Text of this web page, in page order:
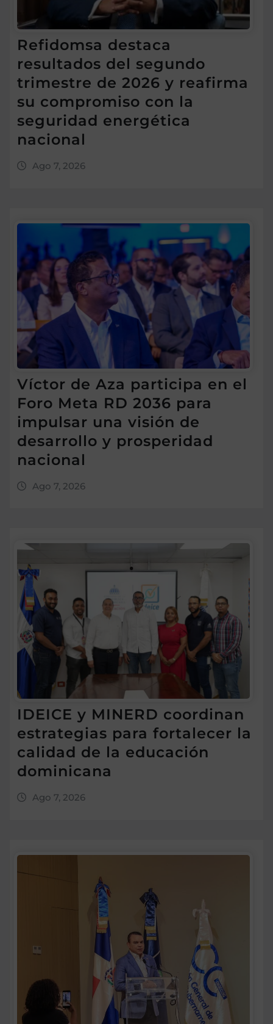
Refidomsa destaca
resultados del segundo
trimestre de 2026 y reafirma
su compromiso con la
seguridad energética
nacional
Ago 7, 2026
Víctor de Aza participa en el
Foro Meta RD 2036 para
impulsar una visión de
desarrollo y prosperidad
nacional
Ago 7, 2026
IDEICE y MINERD coordinan
estrategias para fortalecer la
calidad de la educación
dominicana
Ago 7, 2026